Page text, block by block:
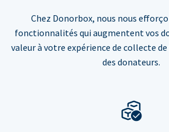
Chez Donorbox, nous nous
fonctionnalités qui augmentent vos
valeur à votre expérience de collecte
des donateurs.